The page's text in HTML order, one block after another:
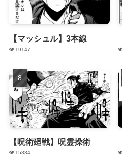
【マッシュル】3本線
19147
【呪術廻戦】呪霊操術
15834